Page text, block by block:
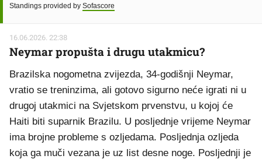
Standings provided by Sofascore
16.06.2026. 22:38
Neymar propušta i drugu utakmicu?
Brazilska nogometna zvijezda, 34-godišnji Neymar,
vratio se treninzima, ali gotovo sigurno neće igrati ni u
drugoj utakmici na Svjetskom prvenstvu, u kojoj će
Haiti biti suparnik Brazilu. U posljednje vrijeme Neymar
ima brojne probleme s ozljedama. Posljednja ozljeda
koja ga muči vezana je uz list desne noge. Posljednji je